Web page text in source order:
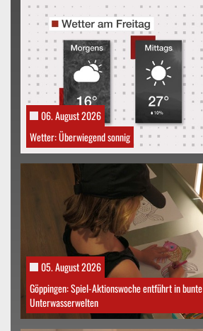
06. August 2026
Wetter: Überwiegend sonnig
05. August 2026
Göppingen: Spiel-Aktionswoche entführt in bunte
Unterwasserwelten